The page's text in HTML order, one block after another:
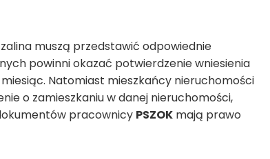
muszą przedstawić odpowiednie
powinni okazać potwierdzenie wniesienia
Natomiast mieszkańcy nieruchomości
o zamieszkaniu w danej nieruchomości,
pracownicy PSZOK mają prawo